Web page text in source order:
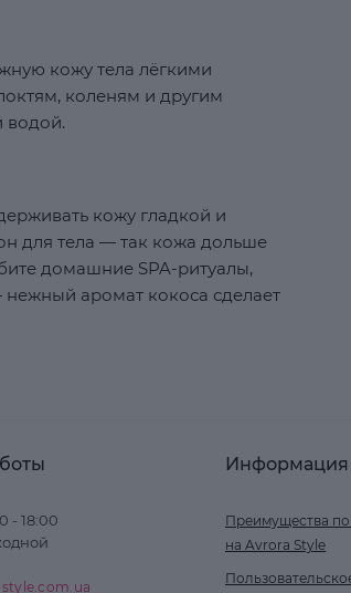
кожу тела лёгкими
коленям и другим
водой.
кожу гладкой и
для тела — так кожа дольше
домашние SPA-ритуалы,
аромат кокоса сделает
- 18:00
Информация
Преимущества
на Avrora Style